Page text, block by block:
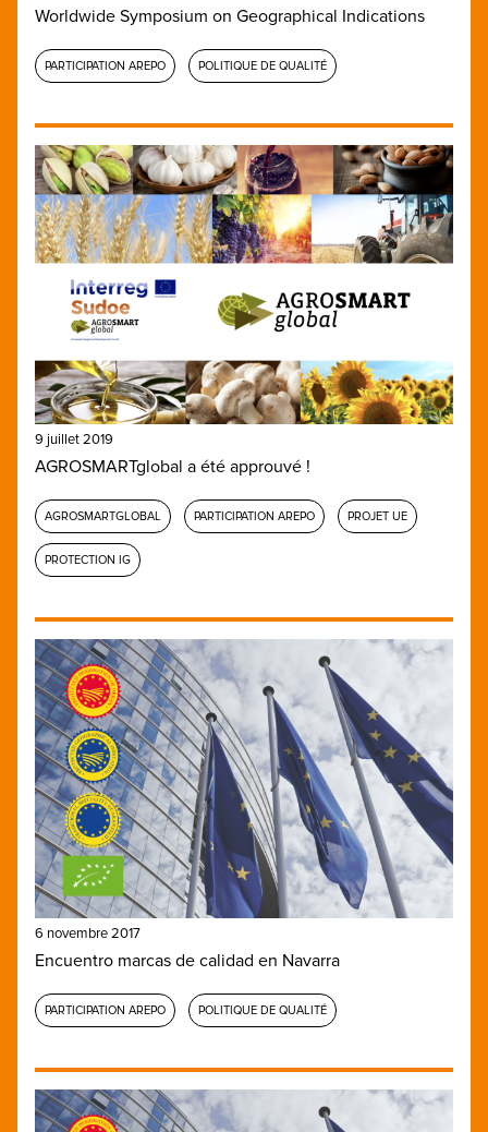
Worldwide Symposium on Geographical Indications
PARTICIPATION AREPO POLITIQUE DE QUALITÉ
9 juillet 2019
AGROSMARTglobal a été approuvé !
AGROSMARTGLOBAL PARTICIPATION AREPO PROJET UE
PROTECTION IG
6 novembre 2017
Encuentro marcas de calidad en Navarra
PARTICIPATION AREPO POLITIQUE DE QUALITÉ